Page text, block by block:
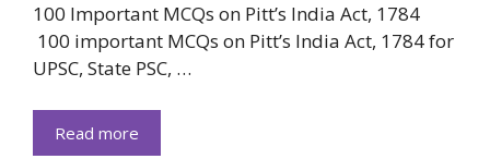
100 Important MCQs on Pitt’s India Act, 1784
100 important MCQs on Pitt’s India Act, 1784 for
UPSC, State PSC, …
Read more